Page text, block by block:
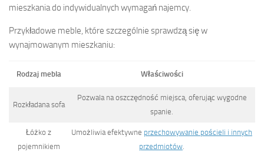
mieszkania do indywidualnych wymagań najemcy.
Przykładowe meble, które szczególnie sprawdzą się w
wynajmowanym mieszkaniu:
Rodzaj mebla Właściwości
Rozkładana sofa
Pozwala na oszczędność miejsca, oferując wygodne
spanie.
Łóżko z
pojemnikiem
Umożliwia efektywne przechowywanie pościeli i innych
przedmiotów.